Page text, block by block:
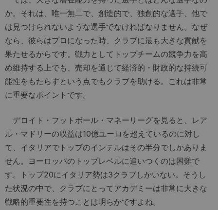
か。それは、唯一無二で、創造的で、独創的な選手、他で
は見つけられないような選手でなければなりません。なぜ
なら、彼らはプロになった時、クラブに最も大きな貢献を
果たせるからです。戦力としてトップチームの競争力を高
め維持する上でも、売却を通じて経済的・財政的な持続可
能性をもたらすという点でもクラブを助ける。これは非常
に重要なポイントです。
デロイト・フットボール・マネーリーグを見ると、レア
ル・マドリーの収益は10億ユーロを超えているのに対し
て、イタリアでトップのインテルはその半分でしかありま
せん。ヨーロッパのトップレベルに追いつくのは困難で
す。トップ20にイタリア勢は3クラブしかいない。そうし
た状況の中で、クラブにとってアカデミーは非常に大きな
戦略的重要性を持つことは明らかですよね。